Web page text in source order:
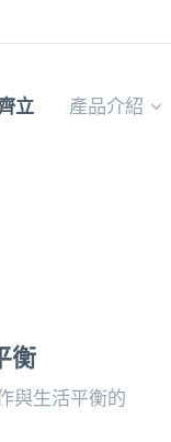
立 產品介紹
衡
與生活平衡的